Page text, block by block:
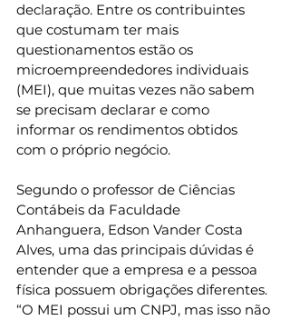
declaração. Entre os contribuintes
que costumam ter mais
questionamentos estão os
microempreendedores individuais
(MEI), que muitas vezes não sabem
se precisam declarar e como
informar os rendimentos obtidos
com o próprio negócio.
Segundo o professor de Ciências
Contábeis da Faculdade
Anhanguera, Edson Vander Costa
Alves, uma das principais dúvidas é
entender que a empresa e a pessoa
física possuem obrigações diferentes.
“O MEI possui um CNPJ, mas isso não